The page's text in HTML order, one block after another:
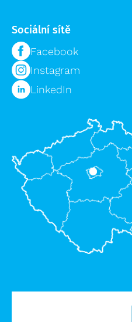
Sociální sítě
Facebook
Instagram
LinkedIn